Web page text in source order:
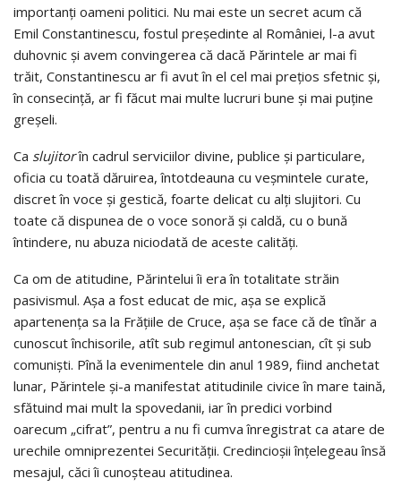
importanţi oameni politici. Nu mai este un secret acum că
Emil Constantinescu, fostul preşedinte al României, l-a avut
duhovnic şi avem convingerea că dacă Părintele ar mai fi
trăit, Constantinescu ar fi avut în el cel mai preţios sfetnic şi,
în consecinţă, ar fi făcut mai multe lucruri bune şi mai puţine
greşeli.
Ca slujitorîn cadrul serviciilor divine, publice şi particulare,
oficia cu toată dăruirea, întotdeauna cu veşmintele curate,
discret în voce şi gestică, foarte delicat cu alţi slujitori. Cu
toate că dispunea de o voce sonoră şi caldă, cu o bună
întindere, nu abuza niciodată de aceste calităţi.
Ca om de atitudine, Părintelui îi era în totalitate străin
pasivismul. Aşa a fost educat de mic, aşa se explică
apartenenţa sa la Frăţiile de Cruce, aşa se face că de tînăr a
cunoscut închisorile, atît sub regimul antonescian, cît şi sub
comunişti. Pînă la evenimentele din anul 1989, fiind anchetat
lunar, Părintele şi-a manifestat atitudinile civice în mare taină,
sfătuind mai mult la spovedanii, iar în predici vorbind
oarecum „cifrat”, pentru a nu fi cumva înregistrat ca atare de
urechile omniprezentei Securităţii. Credincioşii înţelegeau însă
mesajul, căci îi cunoşteau atitudinea.